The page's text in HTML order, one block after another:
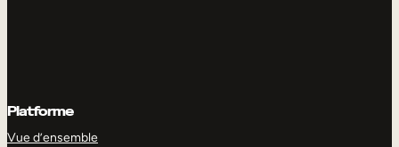
Platforme
Vue d’ensemble